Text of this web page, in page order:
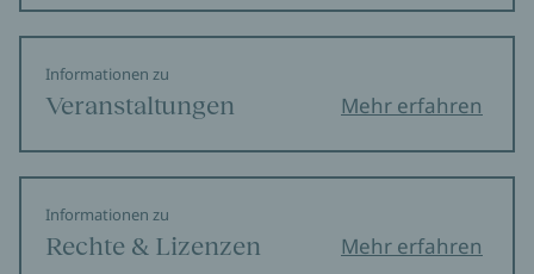
Informationen zu
Veranstaltungen Mehr erfahren
Informationen zu
Rechte & Lizenzen Mehr erfahren